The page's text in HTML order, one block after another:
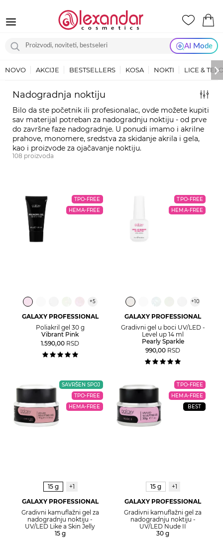
AI Mode
NOVO AKCIJE BESTSELLERS KOSA NOKTI LICE &
Nadogradnja noktiju
Bilo da ste početnik ili profesionalac, ovde možete kupiti
sav materijal potreban za nadogradnju noktiju - od prve
do završne faze nadogradnje. U ponudi imamo i akrilne
prahove, monomere, sredstva za skidanje akrila i gela,
kao i proizvode za ojačavanje noktiju.
108 proizvoda
TPO-FREE
HEMA-FREE
+5
GALAXY PROFESSIONAL
Poliakril gel 30 g
Vibrant Pink
1.590,00 RSD
TPO-FREE
HEMA-FREE
+10
GALAXY PROFESSIONAL
Gradivni gel u boci UV/LED -
Level up 14 ml
Pearly Sparkle
990,00 RSD
SAVRŠEN SPOJ
TPO-FREE
HEMA-FREE
15 g
+1
GALAXY PROFESSIONAL
Gradivni kamuflažni gel za
nadogradnju noktiju -
UV/LED Like a Skin Jelly
15 g
TPO-FREE
HEMA-FREE
BEST
15 g
+1
GALAXY PROFESSIONAL
Gradivni kamuflažni gel za
nadogradnju noktiju -
UV/LED Nude II
30 g